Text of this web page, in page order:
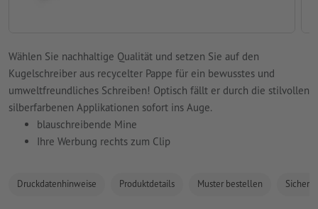
Wählen Sie nachhaltige Qualität und setzen Sie auf den
Kugelschreiber aus recycelter Pappe für ein bewusstes und
umweltfreundliches Schreiben! Optisch fällt er durch die stilvollen
silberfarbenen Applikationen sofort ins Auge.
blauschreibende Mine
Ihre Werbung rechts zum Clip
Druckdatenhinweise Produktdetails Muster bestellen